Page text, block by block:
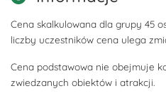
Cena skalkulowana dla grupy 45
liczby uczestników cena ulega
Cena podstawowa nie obejmuje
zwiedzanych obiektów i atrakcji.